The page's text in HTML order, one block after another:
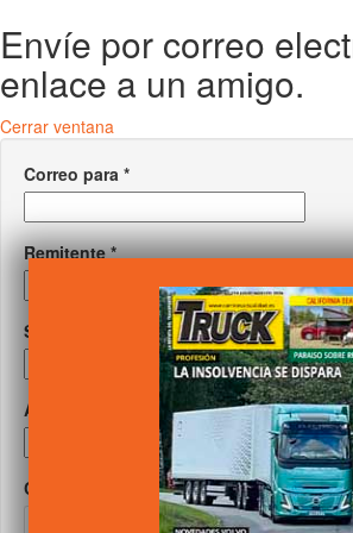
Envíe por correo
enlace a un amigo.
Cerrar ventana
Correo para *
Remitente*
Su correo
Asunto
Captcha